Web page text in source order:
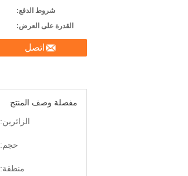
شروط الدفع:
القدرة على العرض:
اتصل
مفصلة وصف المنتج
الزائرين:
حجم:
منطقة: